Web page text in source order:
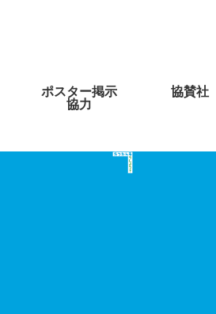
ポスター掲示
協力
協賛社